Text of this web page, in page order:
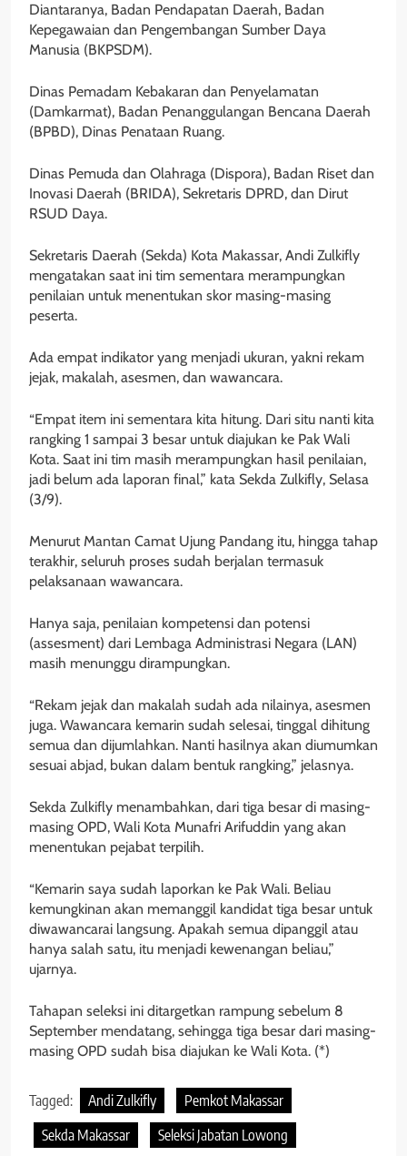
Diantaranya, Badan Pendapatan Daerah, Badan
Kepegawaian dan Pengembangan Sumber Daya
Manusia (BKPSDM).
Dinas Pemadam Kebakaran dan Penyelamatan
(Damkarmat), Badan Penanggulangan Bencana Daerah
(BPBD), Dinas Penataan Ruang.
Dinas Pemuda dan Olahraga (Dispora), Badan Riset dan
Inovasi Daerah (BRIDA), Sekretaris DPRD, dan Dirut
RSUD Daya.
Sekretaris Daerah (Sekda) Kota Makassar, Andi Zulkifly
mengatakan saat ini tim sementara merampungkan
penilaian untuk menentukan skor masing-masing
peserta.
Ada empat indikator yang menjadi ukuran, yakni rekam
jejak, makalah, asesmen, dan wawancara.
“Empat item ini sementara kita hitung. Dari situ nanti kita
rangking 1 sampai 3 besar untuk diajukan ke Pak Wali
Kota. Saat ini tim masih merampungkan hasil penilaian,
jadi belum ada laporan final,” kata Sekda Zulkifly, Selasa
(3/9).
Menurut Mantan Camat Ujung Pandang itu, hingga tahap
terakhir, seluruh proses sudah berjalan termasuk
pelaksanaan wawancara.
Hanya saja, penilaian kompetensi dan potensi
(assesment) dari Lembaga Administrasi Negara (LAN)
masih menunggu dirampungkan.
“Rekam jejak dan makalah sudah ada nilainya, asesmen
juga. Wawancara kemarin sudah selesai, tinggal dihitung
semua dan dijumlahkan. Nanti hasilnya akan diumumkan
sesuai abjad, bukan dalam bentuk rangking,” jelasnya.
Sekda Zulkifly menambahkan, dari tiga besar di masing-
masing OPD, Wali Kota Munafri Arifuddin yang akan
menentukan pejabat terpilih.
“Kemarin saya sudah laporkan ke Pak Wali. Beliau
kemungkinan akan memanggil kandidat tiga besar untuk
diwawancarai langsung. Apakah semua dipanggil atau
hanya salah satu, itu menjadi kewenangan beliau,”
ujarnya.
Tahapan seleksi ini ditargetkan rampung sebelum 8
September mendatang, sehingga tiga besar dari masing-
masing OPD sudah bisa diajukan ke Wali Kota. (*)
Tagged: Andi Zulkifly
Pemkot Makassar
Sekda Makassar
Seleksi Jabatan Lowong